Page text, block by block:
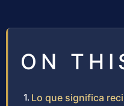
ON
Lo que significa